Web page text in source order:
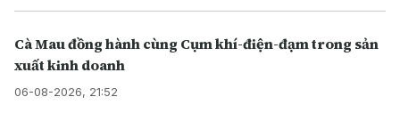
Cà Mau đồng hành cùng Cụm khí-điện-đạm trong sản
xuất kinh doanh
06-08-2026, 21:52